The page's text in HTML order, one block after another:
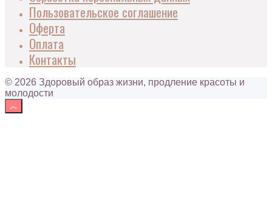
Пользовательское соглашение
Оферта
Оплата
Контакты
© 2026 Здоровый образ жизни, продление красоты и
молодости